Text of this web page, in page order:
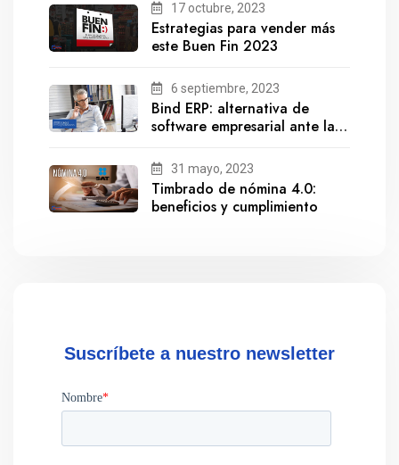
17 octubre, 2023
Estrategias para vender más
este Buen Fin 2023
6 septiembre, 2023
Bind ERP: alternativa de
software empresarial ante la
31 mayo, 2023
Timbrado de nómina 4.0:
beneficios y cumplimiento
Suscríbete a nuestro newsletter